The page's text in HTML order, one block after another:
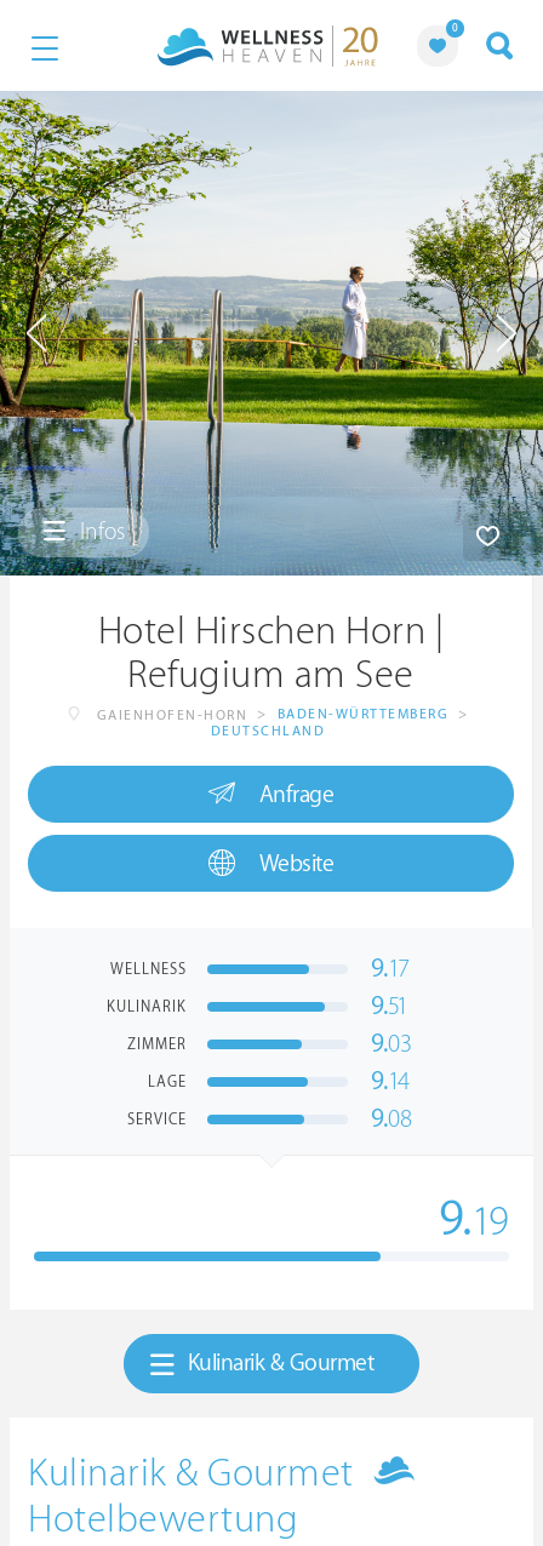
0
Infos
Hotel Hirschen Horn |
Refugium am See
GAIENHOFEN-HORN > BADEN-WÜRTTEMBERG
>
DEUTSCHLAND
Anfrage
Website
WELLNESS 9.17
KULINARIK 9.51
ZIMMER 9.03
LAGE 9.14
SERVICE 9.08
9.19
Kulinarik & Gourmet
Kulinarik & Gourmet
Hotelbewertung